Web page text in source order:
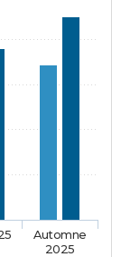
Automne
2025